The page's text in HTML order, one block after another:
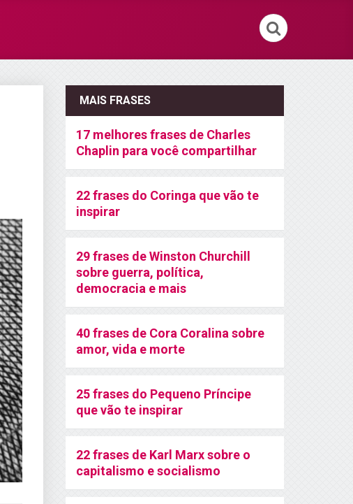
MAIS FRASES
17 melhores frases de Charles
Chaplin para você compartilhar
22 frases do Coringa que vão te
inspirar
29 frases de Winston Churchill
sobre guerra, política,
democracia e mais
40 frases de Cora Coralina sobre
amor, vida e morte
25 frases do Pequeno Príncipe
que vão te inspirar
22 frases de Karl Marx sobre o
capitalismo e socialismo